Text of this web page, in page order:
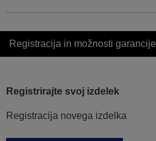
Registracija in možnosti garancije
Registrirajte svoj izdelek
Registracija novega izdelka